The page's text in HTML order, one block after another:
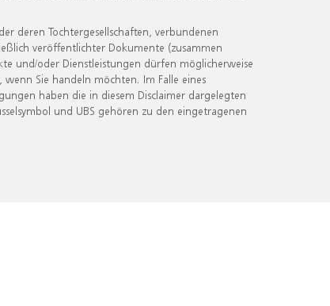
deren Tochtergesellschaften, verbundenen
veröffentlichter Dokumente (zusammen
und/oder Dienstleistungen dürfen möglicherweise
Sie handeln möchten. Im Falle eines
haben die in diesem Disclaimer dargelegten
und UBS gehören zu den eingetragenen